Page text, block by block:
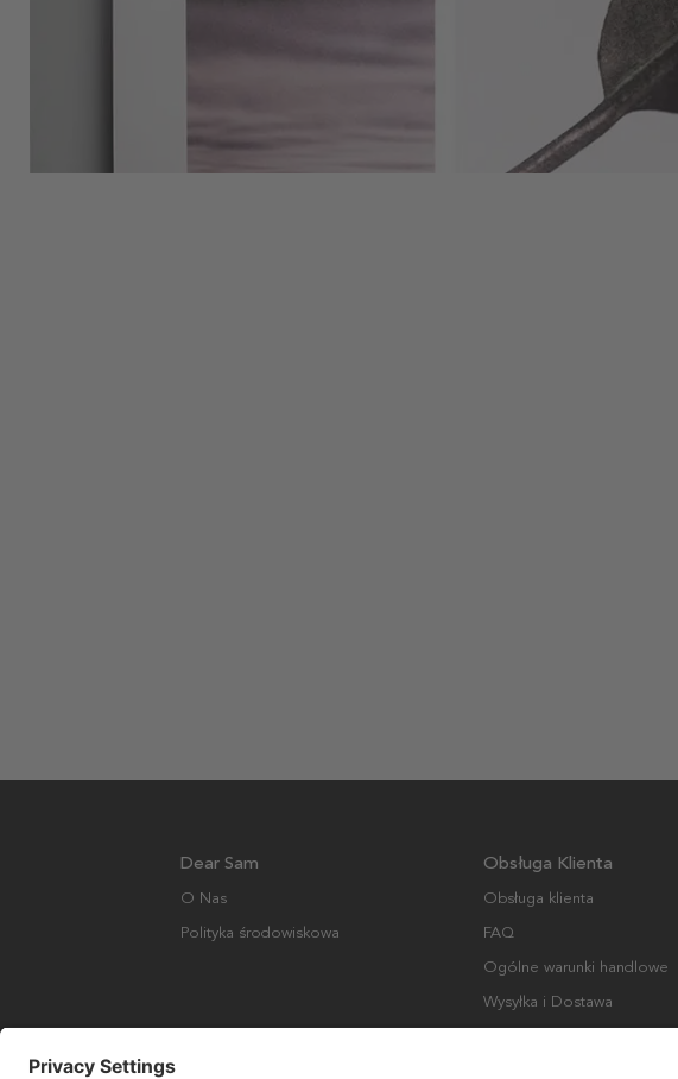
Dear Sam
O Nas
Polityka środowiskowa
Obsługa Klienta
Obsługa klienta
FAQ
Ogólne warunki handlowe
Wysyłka i Dostawa